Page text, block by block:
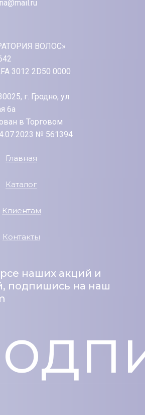
ВОЛОС»
3012 2D50 0000
г. Гродно, ул
6а
в Торговом
№ 561394
Главная
Каталог
Клиентам
Контакты
наших акций и
подпишись на наш